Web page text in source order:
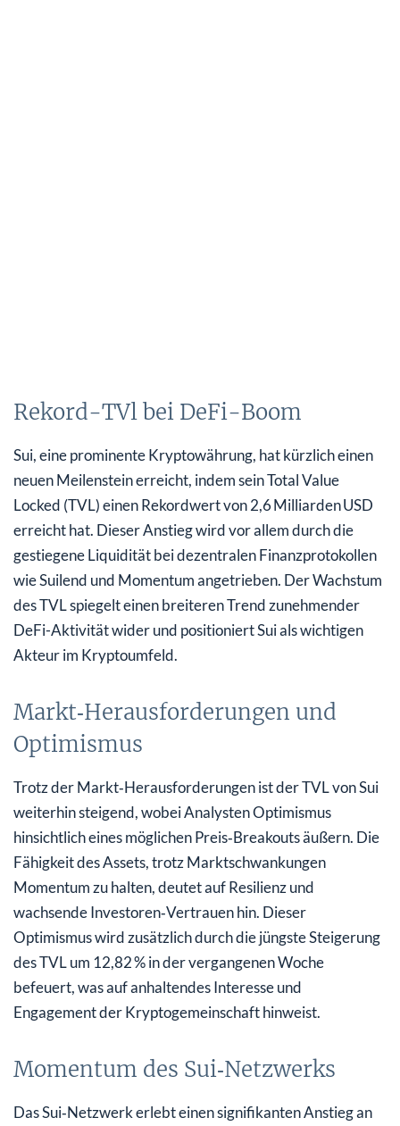
Rekord-TVl bei DeFi-Boom
Sui, eine prominente Kryptowährung, hat kürzlich einen
neuen Meilenstein erreicht, indem sein Total Value
Locked (TVL) einen Rekordwert von 2,6 Milliarden USD
erreicht hat. Dieser Anstieg wird vor allem durch die
gestiegene Liquidität bei dezentralen Finanzprotokollen
wie Suilend und Momentum angetrieben. Der Wachstum
des TVL spiegelt einen breiteren Trend zunehmender
DeFi-Aktivität wider und positioniert Sui als wichtigen
Akteur im Kryptoumfeld.
Markt‑Herausforderungen und
Optimismus
Trotz der Markt‑Herausforderungen ist der TVL von Sui
weiterhin steigend, wobei Analysten Optimismus
hinsichtlich eines möglichen Preis‑Breakouts äußern. Die
Fähigkeit des Assets, trotz Marktschwankungen
Momentum zu halten, deutet auf Resilienz und
wachsende Investoren‑Vertrauen hin. Dieser
Optimismus wird zusätzlich durch die jüngste Steigerung
des TVL um 12,82 % in der vergangenen Woche
befeuert, was auf anhaltendes Interesse und
Engagement der Kryptogemeinschaft hinweist.
Momentum des Sui‑Netzwerks
Das Sui‑Netzwerk erlebt einen signifikanten Anstieg an